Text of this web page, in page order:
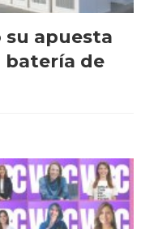
su apuesta
batería de